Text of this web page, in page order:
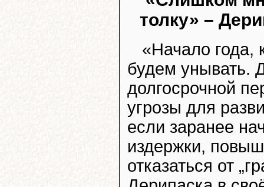
толку» –
«Начало года,
будем унывать.
долгосрочной
угрозы для
если заранее
издержки,
отказаться от